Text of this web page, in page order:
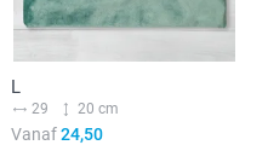
L
29 20 cm
Vanaf24,50